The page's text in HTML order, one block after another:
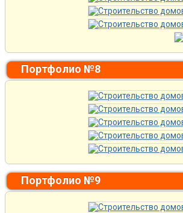
Портфолио №8
Портфолио №9